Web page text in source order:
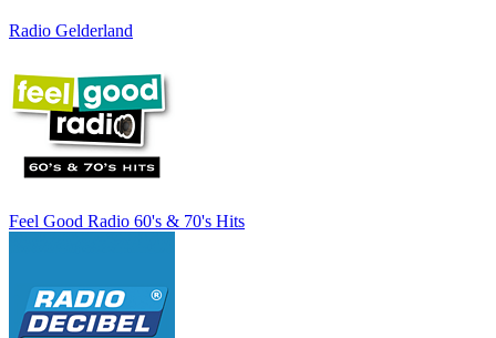
Radio Gelderland
Feel Good Radio 60's & 70's Hits